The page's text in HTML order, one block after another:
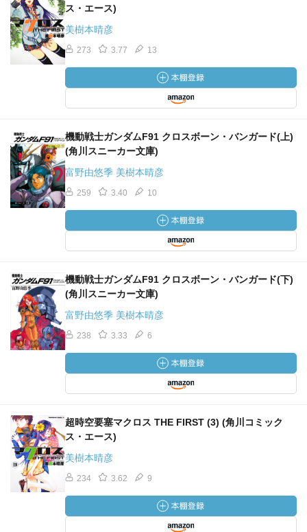
ス・エース)
美樹本晴彦
273 3.77 13
機動戦士ガンダムF91 クロスボーン・バンガード(上)
(角川スニーカー文庫)
富野由悠季 美樹本晴彦
259 3.40 10
機動戦士ガンダムF91 クロスボーン・バンガード(下)
(角川スニーカー文庫)
富野由悠季 美樹本晴彦
238 3.33 6
超時空要塞マクロス THE FIRST (3) (角川コミック
ス・エース)
美樹本晴彦
234 3.62 9